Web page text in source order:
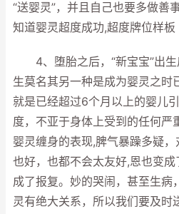
“送婴灵”，并且自己也要多做善
知道婴灵超度成功,超度牌位样板
4、堕胎之后，“新宝宝”出生
生莫名其另一种是成为婴灵之时
就是已经超过6个月以上的婴儿
度，不亚于身体上受到的任何严
婴灵缠身的表现,脾气暴躁多疑
也好，也都不会太友好,恩也变
成了报复。妙的哭闹，甚至生病
灵有绝大关系，所以我们要及时